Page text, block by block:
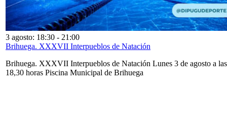
3 agosto: 18:30 - 21:00
Brihuega. XXXVII Interpueblos de Natación
Brihuega. XXXVII Interpueblos de Natación Lunes 3 de agosto a las
18,30 horas Piscina Municipal de Brihuega